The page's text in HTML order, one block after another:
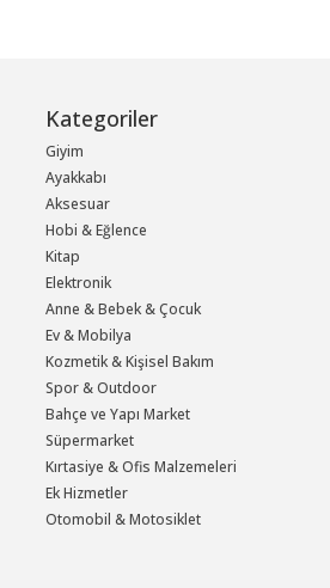
Kategoriler
Giyim
Ayakkabı
Aksesuar
Hobi & Eğlence
Kitap
Elektronik
Anne & Bebek & Çocuk
Ev & Mobilya
Kozmetik & Kişisel Bakım
Spor & Outdoor
Bahçe ve Yapı Market
Süpermarket
Kırtasiye & Ofis Malzemeleri
Ek Hizmetler
Otomobil & Motosiklet